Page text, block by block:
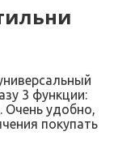
3 функции:
Очень удобно,
покупать